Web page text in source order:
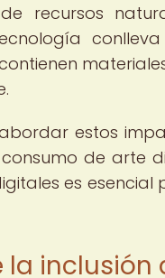
recursos
estos
de arte
es